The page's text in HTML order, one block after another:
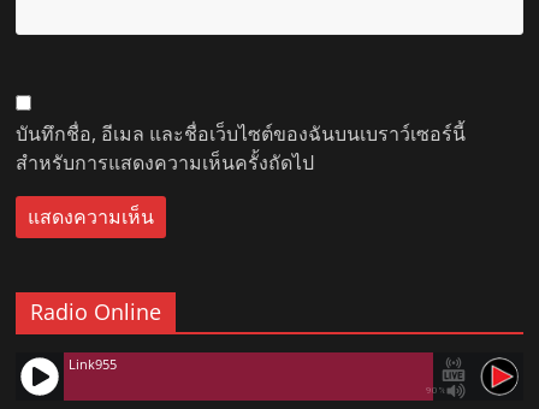
บันทึกชื่อ, อีเมล และชื่อเว็บไซต์ของฉันบนเบราว์เซอร์นี้
สำหรับการแสดงความเห็นครั้งถัดไป
Radio Online
90%
Link955